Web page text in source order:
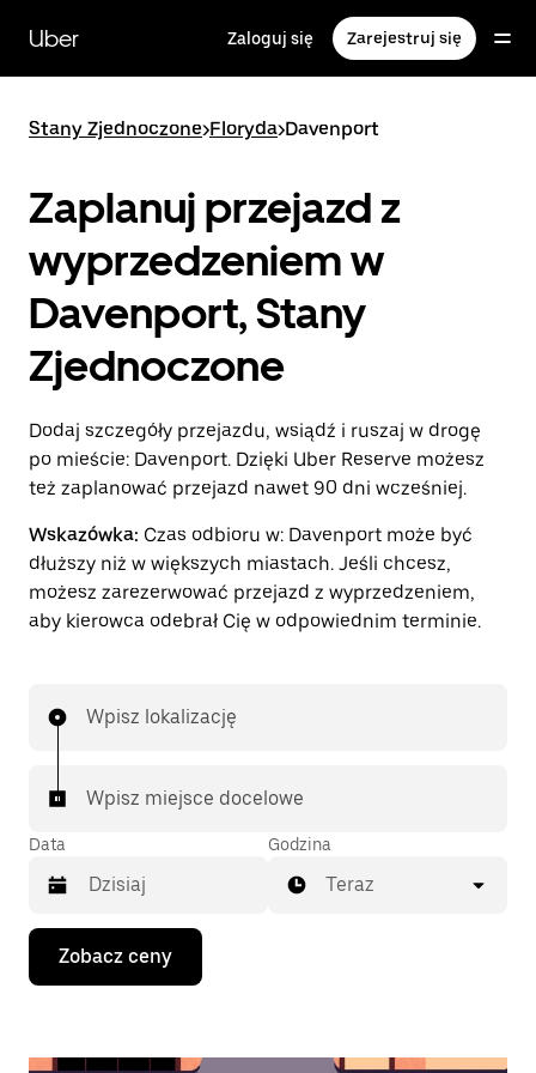
głównej
zawartości
Uber Zaloguj się Zarejestruj się
Stany Zjednoczone>Floryda>Davenport
Zaplanuj przejazd z
wyprzedzeniem w
Davenport, Stany
Zjednoczone
Dodaj szczegóły przejazdu, wsiądź i ruszaj w drogę
po mieście: Davenport. Dzięki Uber Reserve możesz
też zaplanować przejazd nawet 90 dni wcześniej.
Wskazówka: Czas odbioru w: Davenport może być
dłuższy niż w większych miastach. Jeśli chcesz,
możesz zarezerwować przejazd z wyprzedzeniem,
aby kierowca odebrał Cię w odpowiednim terminie.
Wpisz lokalizację
Wpisz miejsce docelowe
Data
Naciśnij
klawisz
strzałki
Godzina
Teraz
Zobacz ceny